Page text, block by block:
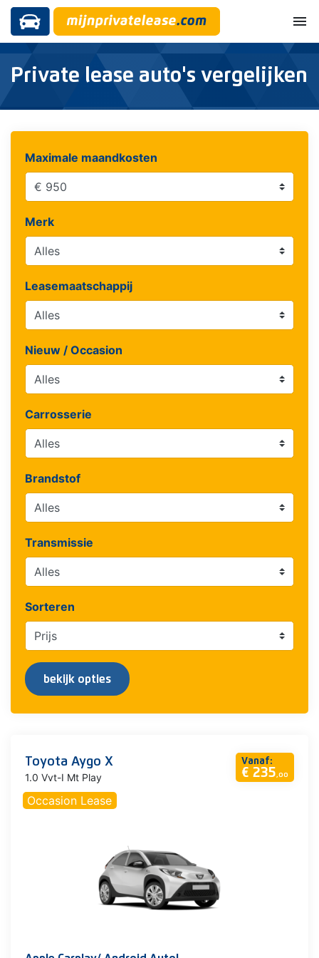
menu
Private lease auto's vergelijken
Maximale maandkosten
Merk
Leasemaatschappij
Nieuw / Occasion
Carrosserie
Brandstof
Transmissie
Sorteren
bekijk opties
Vanaf:
€ 235,00
Toyota Aygo X
1.0 Vvt-I Mt Play
Occasion Lease